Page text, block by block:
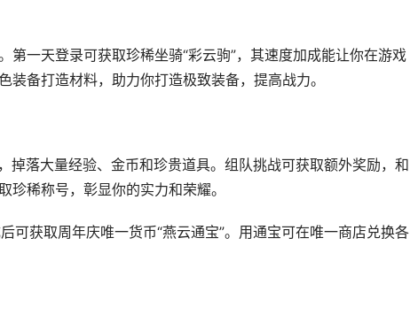
一天登录可获取珍稀坐骑“彩云驹”，其速度加成能让你在游戏
备打造材料，助力你打造极致装备，提高战力。
掉落大量经验、金币和珍贵道具。组队挑战可获取额外奖励，和
珍稀称号，彰显你的实力和荣耀。
可获取周年庆唯一货币“燕云通宝”。用通宝可在唯一商店兑换各